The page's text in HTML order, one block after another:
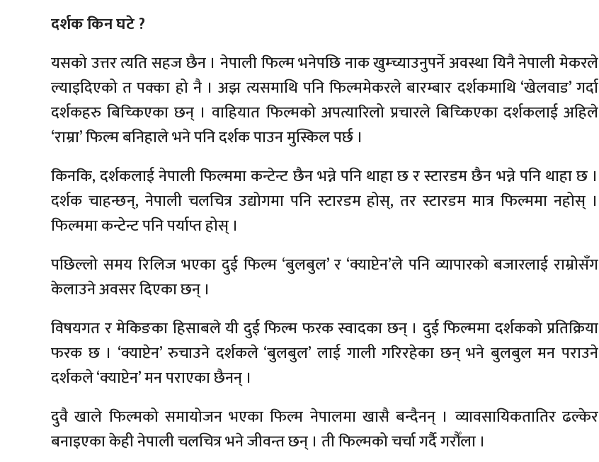
दर्शक किन घटे ?
यसको उत्तर त्यति सहज छैन । नेपाली फिल्म भनेपछि नाक खुम्च्याउनुपर्ने अवस्था यिनै नेपाली मेकरले
ल्याइदिएको त पक्का हो नै । अझ त्यसमाथि पनि फिल्ममेकरले बारम्बार दर्शकमाथि ‘खेलवाड’ गर्दा
दर्शकहरु बिच्किएका छन् । वाहियात फिल्मको अपत्यारिलो प्रचारले बिच्किएका दर्शकलाई अहिले
‘राम्रा’ फिल्म बनिहाले भने पनि दर्शक पाउन मुस्किल पर्छ ।
किनकि, दर्शकलाई नेपाली फिल्ममा कन्टेन्ट छैन भन्ने पनि थाहा छ र स्टारडम छैन भन्ने पनि थाहा छ ।
दर्शक चाहन्छन्, नेपाली चलचित्र उद्योगमा पनि स्टारडम होस्, तर स्टारडम मात्र फिल्ममा नहोस् ।
फिल्ममा कन्टेन्ट पनि पर्याप्त होस् ।
पछिल्लो समय रिलिज भएका दुई फिल्म ‘बुलबुल’ र ‘क्याप्टेन’ले पनि व्यापारको बजारलाई राम्रोसँग
केलाउने अवसर दिएका छन् ।
विषयगत र मेकिङका हिसाबले यी दुई फिल्म फरक स्वादका छन् । दुई फिल्ममा दर्शकको प्रतिक्रिया
फरक छ । ‘क्याप्टेन’ रुचाउने दर्शकले ‘बुलबुल’ लाई गाली गरिरहेका छन् भने बुलबुल मन पराउने
दर्शकले ‘क्याप्टेन’ मन पराएका छैनन् ।
दुवै खाले फिल्मको समायोजन भएका फिल्म नेपालमा खासै बन्दैनन् । व्यावसायिकतातिर ढल्केर
बनाइएका केही नेपाली चलचित्र भने जीवन्त छन् । ती फिल्मको चर्चा गर्दै गरौँला ।